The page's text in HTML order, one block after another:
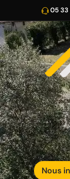
05 33
Nous